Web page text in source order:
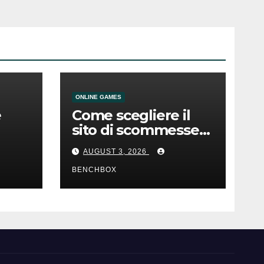
ONLINE GAMES
Come scegliere il
sito di scommesse
giusto
AUGUST 3, 2026
BENCHBOX